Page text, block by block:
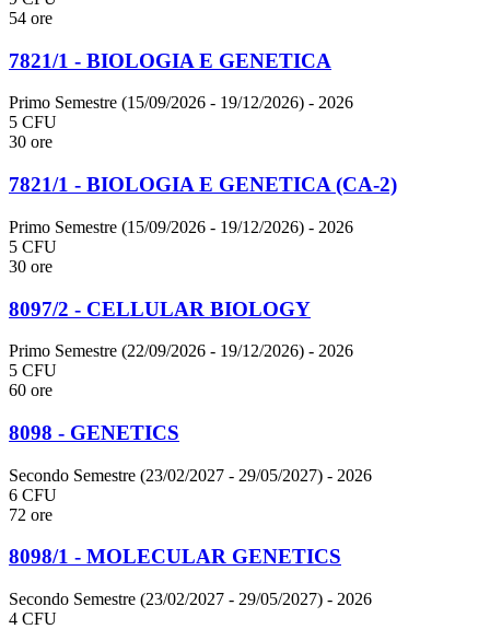
54 ore
7821/1 - BIOLOGIA E GENETICA
Primo Semestre (15/09/2026 - 19/12/2026) - 2026
5 CFU
30 ore
7821/1 - BIOLOGIA E GENETICA (CA-2)
Primo Semestre (15/09/2026 - 19/12/2026) - 2026
5 CFU
30 ore
8097/2 - CELLULAR BIOLOGY
Primo Semestre (22/09/2026 - 19/12/2026) - 2026
5 CFU
60 ore
8098 - GENETICS
Secondo Semestre (23/02/2027 - 29/05/2027) - 2026
6 CFU
72 ore
8098/1 - MOLECULAR GENETICS
Secondo Semestre (23/02/2027 - 29/05/2027) - 2026
4 CFU